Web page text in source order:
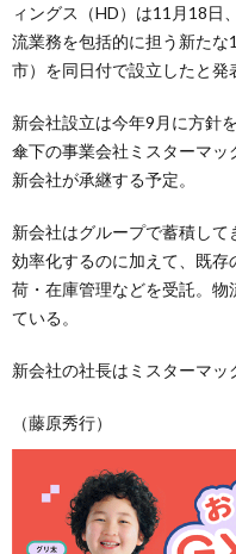
ィングス（HD）は11月18日
流業務を包括的に担う新た
市）を同日付で設立したと発
新会社設立は今年9月に方針
傘下の事業会社ミスターマッ
新会社が承継する予定。
新会社はグループで蓄積し
効率化するのに加えて、既
荷・在庫管理などを受託。
ている。
新会社の社長はミスターマッ
（藤原秀行）